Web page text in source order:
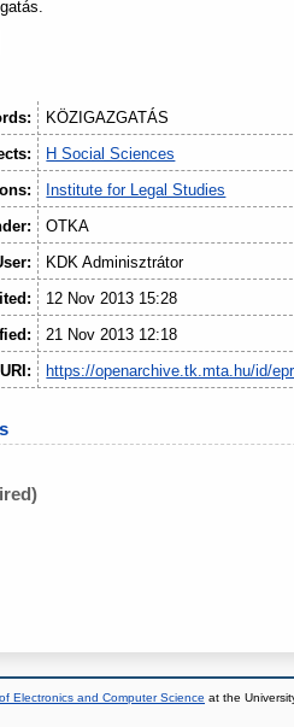
KÖZIGAZGATÁS
H Social Sciences
Institute for Legal Studies
OTKA
KDK Adminisztrátor
12 Nov 2013 15:28
21 Nov 2013 12:18
URI:
https://openarchive.tk.mta.hu/id/
Electronics and Computer Science at the